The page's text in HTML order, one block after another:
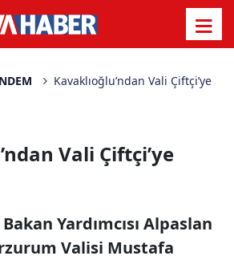
Kavaklıoğlu’ndan Vali Çiftçi’ye
Vali Çiftçi’ye
Yardımcısı Alpaslan
Valisi Mustafa